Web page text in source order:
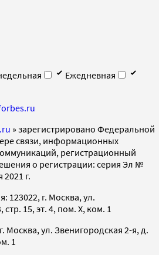
Ежедневная
» зарегистрировано Федеральной
связи, информационных
регистрационный
о регистрации: серия Эл №
г.
123022, г. Москва, ул.
15, эт. 4, пом. X, ком. 1
Москва, ул. Звенигородская 2-я, д.
1